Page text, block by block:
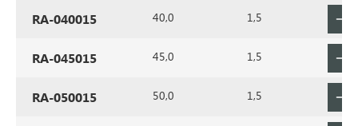
RA-040015 40,0 1,5
RA-045015 45,0 1,5
RA-050015 50,0 1,5